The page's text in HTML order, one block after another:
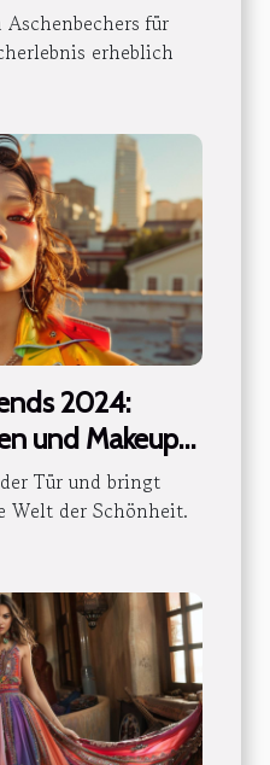
für
erheblich
2024:
und Makeup-
Tür und bringt
Welt der Schönheit.